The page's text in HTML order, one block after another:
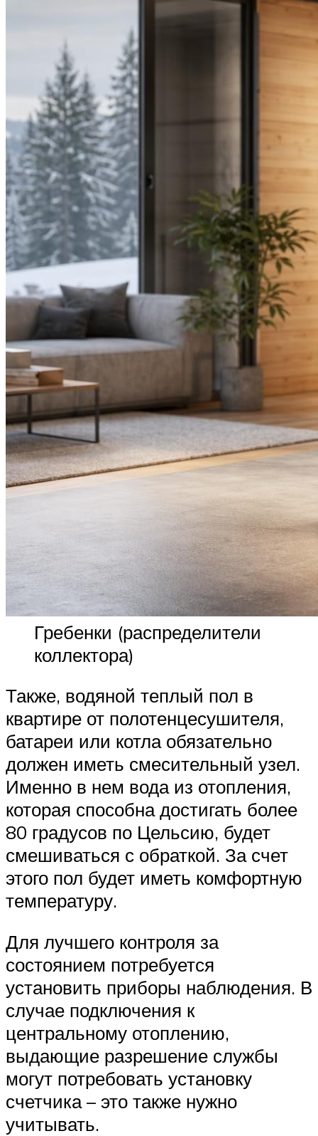
Гребенки (распределители
коллектора)
Также, водяной теплый пол в
квартире от полотенцесушителя,
батареи или котла обязательно
должен иметь смесительный узел.
Именно в нем вода из отопления,
которая способна достигать более
80 градусов по Цельсию, будет
смешиваться с обраткой. За счет
этого пол будет иметь комфортную
температуру.
Для лучшего контроля за
состоянием потребуется
установить приборы наблюдения. В
случае подключения к
центральному отоплению,
выдающие разрешение службы
могут потребовать установку
счетчика – это также нужно
учитывать.